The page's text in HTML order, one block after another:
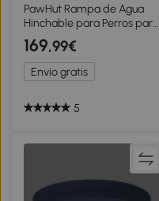
PawHut Rampa de Agua
Hinchable para Perros para
Piscina Barcos Lagos
151x102 cm con Superficie
Antideslizante de EVA
169,99€
Envío gratis
5